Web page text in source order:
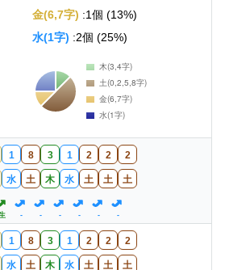
金(6,7字) :1個 (13%)
水(1字) :2個 (25%)
1 8 3 1 2 2 2
水 土 木 水 土 土 土
- - - - - -
1 8 3 1 2 2 2
水 土 木 水 土 土 土